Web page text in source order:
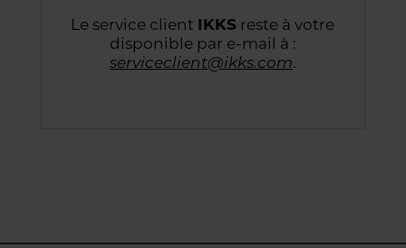
Le service client IKKS reste à votre
disponible par e-mail à :
serviceclient@ikks.com.